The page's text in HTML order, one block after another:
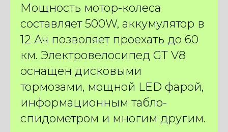
Мощность мотор-колеса
составляет 500W, аккумулятор в
12 Ач позволяет проехать до 60
км. Электровелосипед GT V8
оснащен дисковыми
тормозами, мощной LED фарой,
информационным табло-
спидометром и многим другим.